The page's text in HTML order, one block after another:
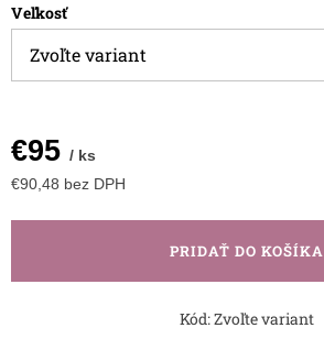
Veľkosť
€95 / ks
€90,48 bez DPH
cena:
PRIDAŤ DO KOŠÍKA
Kód:Zvoľte variant